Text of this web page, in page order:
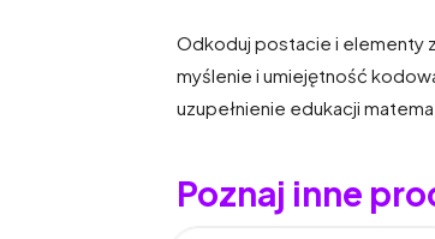
Odkoduj postacie i elementy
myślenie i umiejętność
uzupełnienie edukacji
Poznaj inne